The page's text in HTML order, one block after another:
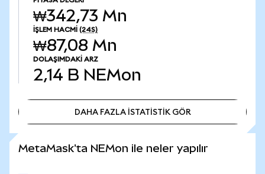
₩342,73 Mn
İŞLEM HACMI (24S)
₩87,08 Mn
DOLAŞIMDAKI ARZ
2,14 B NEMon
DAHA FAZLA İSTATİSTİK GÖR
MetaMask'ta NEMon ile neler yapılır